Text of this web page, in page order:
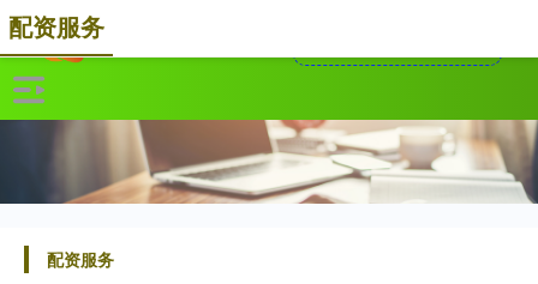
配资服务
配资服务